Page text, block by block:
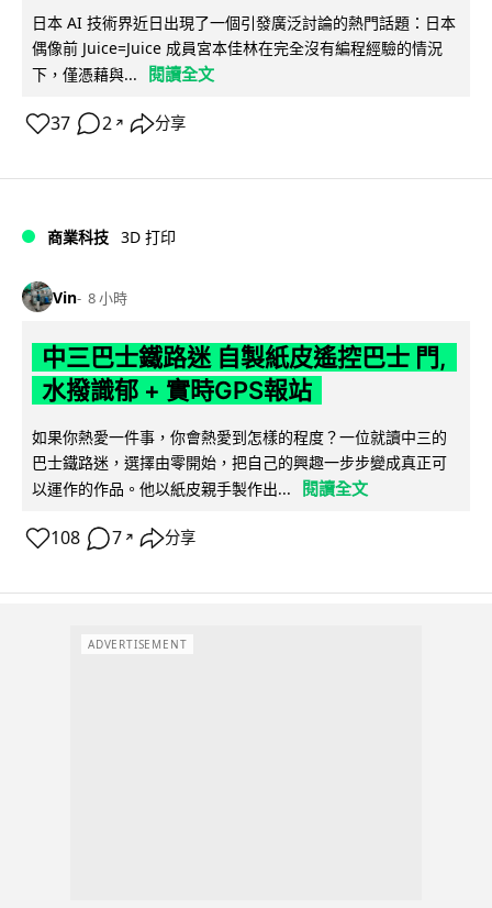
日本 AI 技術界近日出現了一個引發廣泛討論的熱門話題：日本
偶像前 Juice=Juice 成員宮本佳林在完全沒有編程經驗的情況
下，僅憑藉與...
閱讀全文
37 2 ↗ 分享
商業科技 3D 打印
Vin 8 小時
中三巴士鐵路迷 自製紙皮遙控巴士 門,
水撥識郁 + 實時GPS報站
如果你熱愛一件事，你會熱愛到怎樣的程度？一位就讀中三的
巴士鐵路迷，選擇由零開始，把自己的興趣一步步變成真正可
以運作的作品。他以紙皮親手製作出...
閱讀全文
108 7 ↗ 分享
ADVERTISEMENT